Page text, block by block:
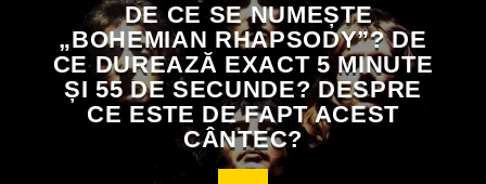
DE CE SE NUMEȘTE
„BOHEMIAN RHAPSODY”? DE
CE DUREAZĂ EXACT 5 MINUTE
ȘI 55 DE SECUNDE? DESPRE
CE ESTE DE FAPT ACEST
CÂNTEC?